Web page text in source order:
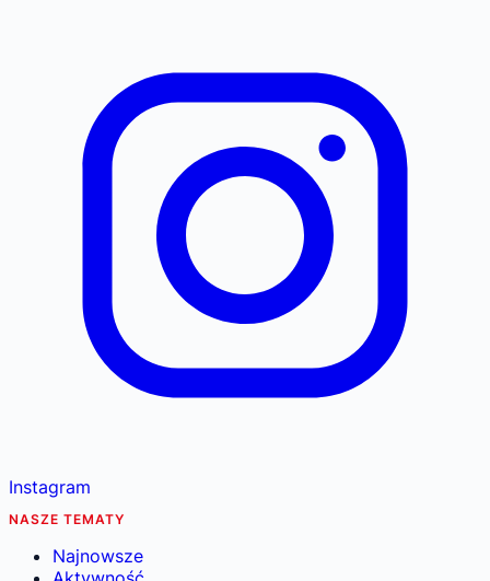
Instagram
NASZE TEMATY
Najnowsze